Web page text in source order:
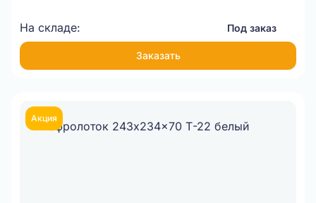
На складе: Под заказ
Заказать
Акция